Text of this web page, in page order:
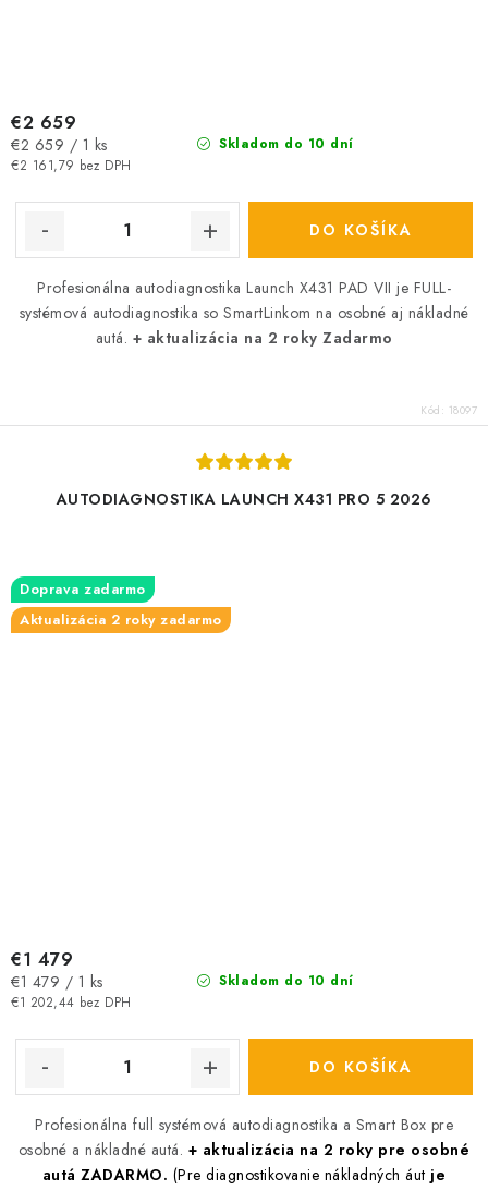
Skladom do 10 dní
€2 161,79 bez DPH
€2 659
Jednotková
cena:
€2 659 / 1 ks
DO KOŠÍKA
Profesionálna autodiagnostika Launch X431 PAD VII je FULL-
systémová autodiagnostika so SmartLinkom na osobné aj nákladné
autá. + aktualizácia na 2 roky Zadarmo
Kód: 18097
AUTODIAGNOSTIKA LAUNCH X431 PRO 5 2026
Doprava zadarmo
Aktualizácia 2 roky zadarmo
Skladom do 10 dní
€1 202,44 bez DPH
€1 479
Jednotková
cena:
€1 479 / 1 ks
DO KOŠÍKA
Profesionálna full systémová autodiagnostika a Smart Box pre
osobné a nákladné autá. + aktualizácia na 2 roky pre osobné
autá ZADARMO. (Pre diagnostikovanie nákladných áut je